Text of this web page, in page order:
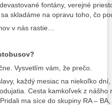
fontány, verejné
skladáme na opravu toho, čo
v nás rastie…
Vysvetlím vám, že prečo.
každý mesiac na niekoľko
Cesta kamkoľvek z
ma síce do skupiny RA –